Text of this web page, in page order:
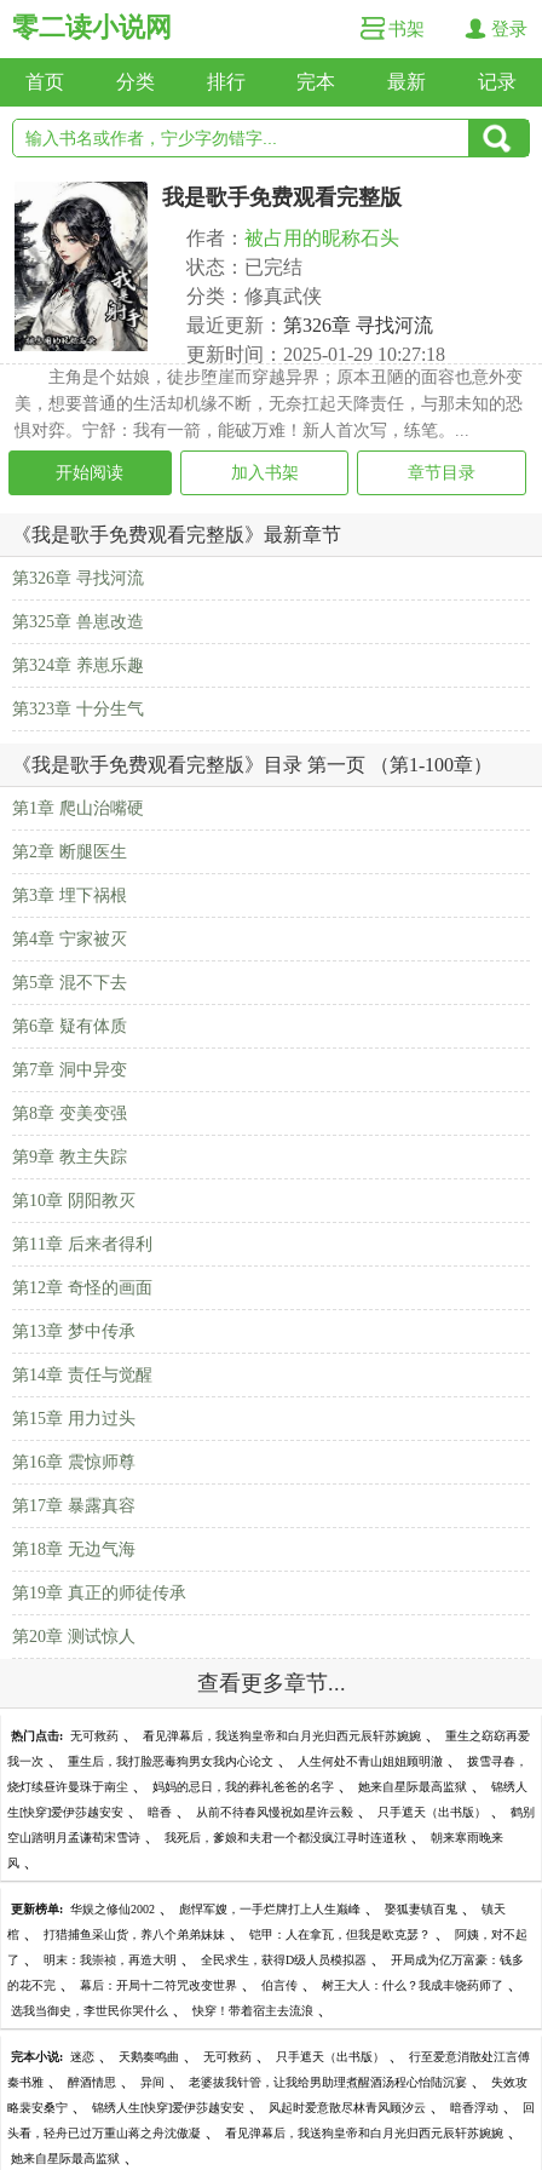
零二读小说网 书架 登录
首页 分类 排行 完本 最新 记录
我是歌手免费观看完整版
作者： 被占用的昵称石头
状态：已完结
分类：修真武侠
最近更新： 第326章 寻找河流
更新时间：2025-01-29 10:27:18
主角是个姑娘，徒步堕崖而穿越异界；原本丑陋的面容也意外变
美，想要普通的生活却机缘不断，无奈扛起天降责任，与那未知的恐
惧对弈。宁舒：我有一箭，能破万难！新人首次写，练笔。...
开始阅读 加入书架 章节目录
《我是歌手免费观看完整版》最新章节
第326章 寻找河流
第325章 兽崽改造
第324章 养崽乐趣
第323章 十分生气
《我是歌手免费观看完整版》目录 第一页 （第1-100章）
第1章 爬山治嘴硬
第2章 断腿医生
第3章 埋下祸根
第4章 宁家被灭
第5章 混不下去
第6章 疑有体质
第7章 洞中异变
第8章 变美变强
第9章 教主失踪
第10章 阴阳教灭
第11章 后来者得利
第12章 奇怪的画面
第13章 梦中传承
第14章 责任与觉醒
第15章 用力过头
第16章 震惊师尊
第17章 暴露真容
第18章 无边气海
第19章 真正的师徒传承
第20章 测试惊人
查看更多章节...
热门点击: 无可救药 、 看见弹幕后，我送狗皇帝和白月光归西元辰轩苏婉婉 、 重生之窈窈再爱
我一次 、 重生后，我打脸恶毒狗男女我内心论文 、 人生何处不青山姐姐顾明澈 、 拨雪寻春，
烧灯续昼许曼珠于南尘 、 妈妈的忌日，我的葬礼爸爸的名字 、 她来自星际最高监狱 、 锦绣人
生[快穿]爱伊莎越安安 、 暗香 、 从前不待春风慢祝如星许云毅 、 只手遮天（出书版） 、 鹤别
空山踏明月孟谦荀宋雪诗 、 我死后，爹娘和夫君一个都没疯江寻时连道秋 、 朝来寒雨晚来
风 、
更新榜单: 华娱之修仙2002 、 彪悍军嫂，一手烂牌打上人生巅峰 、 娶狐妻镇百鬼 、 镇天
棺 、 打猎捕鱼采山货，养八个弟弟妹妹 、 铠甲：人在拿瓦，但我是欧克瑟？ 、 阿姨，对不起
了 、 明末：我崇祯，再造大明 、 全民求生，获得D级人员模拟器 、 开局成为亿万富豪：钱多
的花不完 、 幕后：开局十二符咒改变世界 、 伯言传 、 树王大人：什么？我成丰饶药师了 、
选我当御史，李世民你哭什么 、 快穿！带着宿主去流浪 、
完本小说: 迷恋 、 天鹅奏鸣曲 、 无可救药 、 只手遮天（出书版） 、 行至爱意消散处江言傅
秦书雅 、 醉酒情思 、 异间 、 老婆拔我针管，让我给男助理煮醒酒汤程心怡陆沉宴 、 失效攻
略裴安桑宁 、 锦绣人生[快穿]爱伊莎越安安 、 风起时爱意散尽林青风顾汐云 、 暗香浮动 、 回
头看，轻舟已过万重山蒋之舟沈傲凝 、 看见弹幕后，我送狗皇帝和白月光归西元辰轩苏婉婉 、
她来自星际最高监狱 、